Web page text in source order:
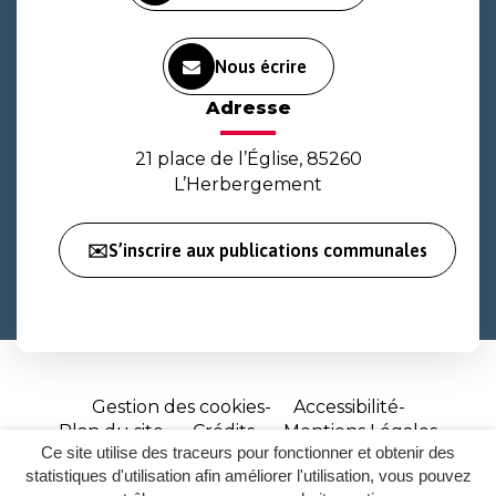
Ce site utilise des traceurs pour fonctionner et obtenir des
statistiques d'utilisation afin améliorer l'utilisation, vous pouvez
Nous écrire
Adresse
21 place de l’Église, 85260
L’Herbergement
✉️S’inscrire aux publications communales
Gestion des cookies
Accessibilité
Plan du site
Crédits
Mentions Légales
Site